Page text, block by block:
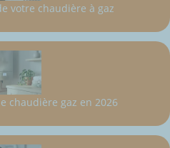
votre chaudière à gaz
chaudière gaz en 2026